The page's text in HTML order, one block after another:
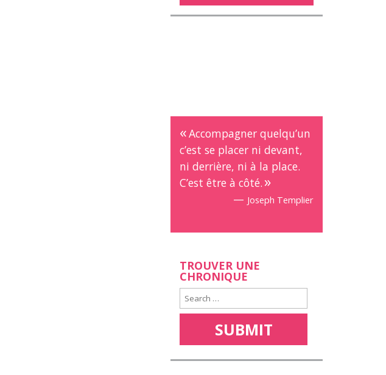
Accompagner quelqu’un
c’est se placer ni devant,
ni derrière, ni à la place.
C’est être à côté.
— Joseph Templier
TROUVER UNE
CHRONIQUE